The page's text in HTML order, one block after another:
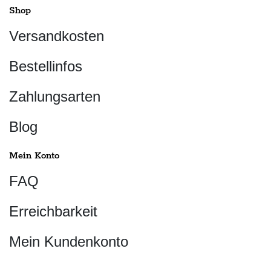
Shop
Versandkosten
Bestellinfos
Zahlungsarten
Blog
Mein Konto
FAQ
Erreichbarkeit
Mein Kundenkonto